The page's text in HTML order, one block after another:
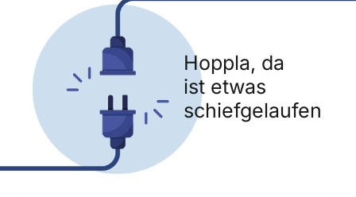
Hoppla, da
ist etwas
schiefgelaufen